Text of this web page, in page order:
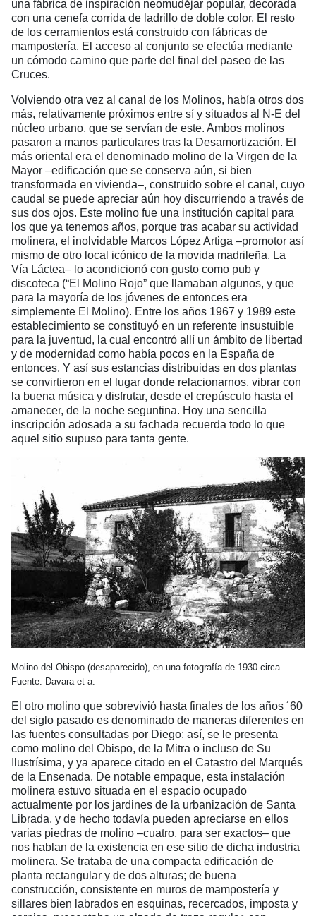
una fábrica de inspiración neomudéjar popular, decorada
con una cenefa corrida de ladrillo de doble color. El resto
de los cerramientos está construido con fábricas de
mampostería. El acceso al conjunto se efectúa mediante
un cómodo camino que parte del final del paseo de las
Cruces.
Volviendo otra vez al canal de los Molinos, había otros dos
más, relativamente próximos entre sí y situados al N-E del
núcleo urbano, que se servían de este. Ambos molinos
pasaron a manos particulares tras la Desamortización. El
más oriental era el denominado molino de la Virgen de la
Mayor –edificación que se conserva aún, si bien
transformada en vivienda–, construido sobre el canal, cuyo
caudal se puede apreciar aún hoy discurriendo a través de
sus dos ojos. Este molino fue una institución capital para
los que ya tenemos años, porque tras acabar su actividad
molinera, el inolvidable Marcos López Artiga –promotor así
mismo de otro local icónico de la movida madrileña, La
Vía Láctea– lo acondicionó con gusto como pub y
discoteca (“El Molino Rojo” que llamaban algunos, y que
para la mayoría de los jóvenes de entonces era
simplemente El Molino). Entre los años 1967 y 1989 este
establecimiento se constituyó en un referente insustuible
para la juventud, la cual encontró allí un ámbito de libertad
y de modernidad como había pocos en la España de
entonces. Y así sus estancias distribuidas en dos plantas
se convirtieron en el lugar donde relacionarnos, vibrar con
la buena música y disfrutar, desde el crepúsculo hasta el
amanecer, de la noche seguntina. Hoy una sencilla
inscripción adosada a su fachada recuerda todo lo que
aquel sitio supuso para tanta gente.
Molino del Obispo (desaparecido), en una fotografía de 1930 circa.
Fuente: Davara et a.
El otro molino que sobrevivió hasta finales de los años ´60
del siglo pasado es denominado de maneras diferentes en
las fuentes consultadas por Diego: así, se le presenta
como molino del Obispo, de la Mitra o incluso de Su
Ilustrísima, y ya aparece citado en el Catastro del Marqués
de la Ensenada. De notable empaque, esta instalación
molinera estuvo situada en el espacio ocupado
actualmente por los jardines de la urbanización de Santa
Librada, y de hecho todavía pueden apreciarse en ellos
varias piedras de molino –cuatro, para ser exactos– que
nos hablan de la existencia en ese sitio de dicha industria
molinera. Se trataba de una compacta edificación de
planta rectangular y de dos alturas; de buena
construcción, consistente en muros de mampostería y
sillares bien labrados en esquinas, recercados, imposta y